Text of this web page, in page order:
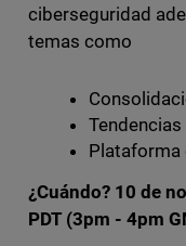
ciberseguridad
temas como
Plataforma
¿Cuándo? 10 de
PDT (3pm - 4pm